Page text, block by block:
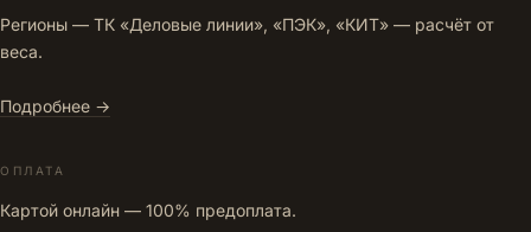
Регионы — ТК «Деловые линии», «ПЭК», «КИТ» — расчёт от
веса.
Подробнее →
ОПЛАТА
Картой онлайн — 100% предоплата.